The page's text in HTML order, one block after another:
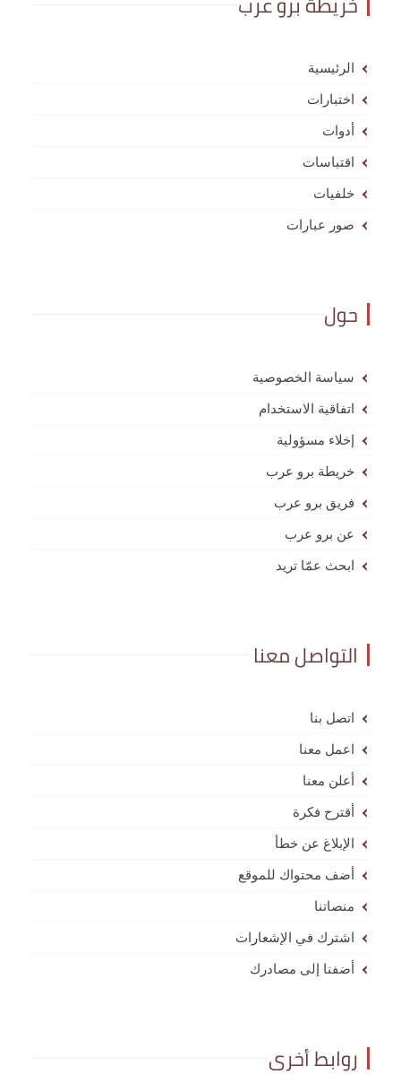
الرئيسية
اختبارات
أدوات
اقتباسات
خلفيات
صور عبارات
حول
سياسة الخصوصية
اتفاقية الاستخدام
إخلاء مسؤولية
خريطة برو عرب
فريق برو عرب
عن برو عرب
ابحث عمّا تريد
التواصل معنا
اتصل بنا
اعمل معنا
أعلن معنا
أقترح فكرة
الإبلاغ عن خطأ
أضف محتواك للموقع
منصاتنا
اشترك في الإشعارات
أضفنا إلى مصادرك
روابط أخرى